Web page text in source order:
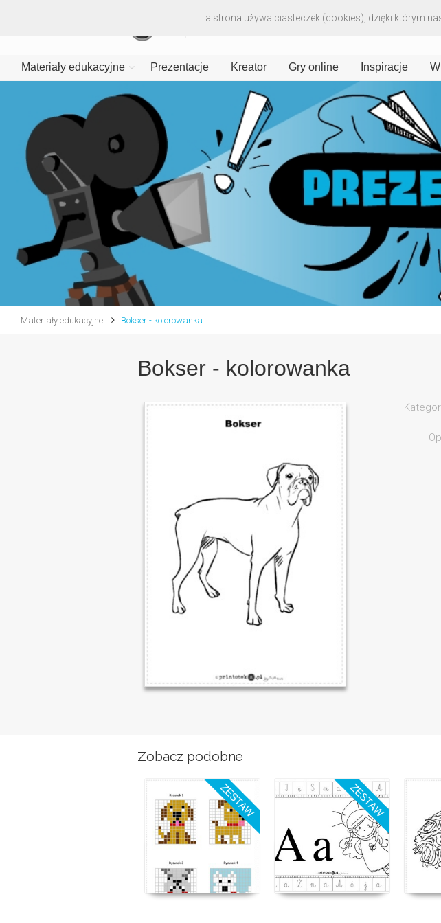
Materiały edukacyjne Prezentacje Kreator Gry online Inspiracje
Materiały edukacyjne Bokser - kolorowanka
Bokser - kolorowanka
Zobacz podobne
Ta strona używa ciasteczek (cookies), dzięki którym